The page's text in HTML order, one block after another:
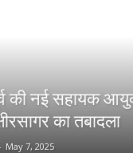
की नई सहायक
का तबादला
May 7, 2025